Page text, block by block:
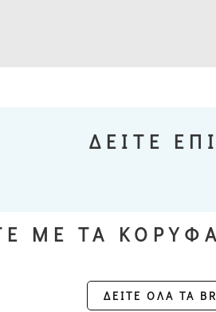
ΔΕΙΤΕ
ΜΕ ΤΑ
ΔΕΙΤΕ ΟΛΑ ΤΑ